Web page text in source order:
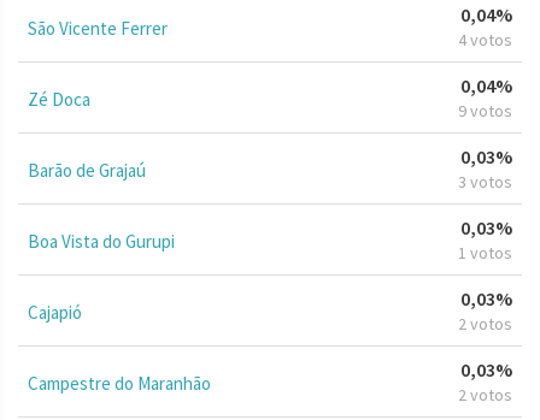
São Vicente Ferrer
0,04%
4 votos
Zé Doca
0,04%
9 votos
Barão de Grajaú
0,03%
3 votos
Boa Vista do Gurupi
0,03%
1 votos
Cajapió
0,03%
2 votos
Campestre do Maranhão
0,03%
2 votos